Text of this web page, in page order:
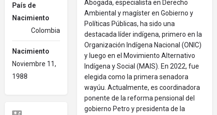
País de
Nacimiento
Colombia
Nacimiento
Noviembre 11,
1988
Abogada, especialista en Derecho
Ambiental y magíster en Gobierno y
Políticas Públicas, ha sido una
destacada líder indígena, primero en la
Organización Indígena Nacional (ONIC)
y luego en el Movimiento Alternativo
Indígena y Social (MAIS). En 2022, fue
elegida como la primera senadora
wayúu. Actualmente, es coordinadora
ponente de la reforma pensional del
gobierno Petro y presidenta de la